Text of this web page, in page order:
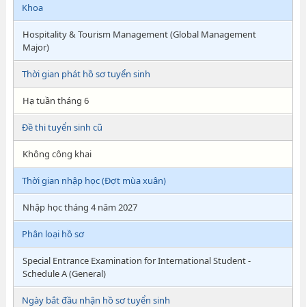
Khoa
Hospitality & Tourism Management (Global Management
Major)
Thời gian phát hồ sơ tuyển sinh
Hạ tuần tháng 6
Đề thi tuyển sinh cũ
Không công khai
Thời gian nhập học (Đợt mùa xuân)
Nhập học tháng 4 năm 2027
Phân loại hồ sơ
Special Entrance Examination for International Student -
Schedule A (General)
Ngày bắt đầu nhận hồ sơ tuyển sinh